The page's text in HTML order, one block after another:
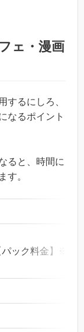
ェ・漫画
するにしろ、
なるポイント
ると、時間に
す。
パック料金】※1